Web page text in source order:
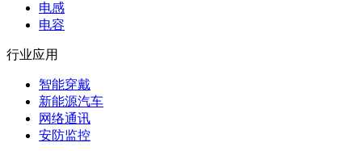
电感
电容
行业应用
智能穿戴
新能源汽车
网络通讯
安防监控